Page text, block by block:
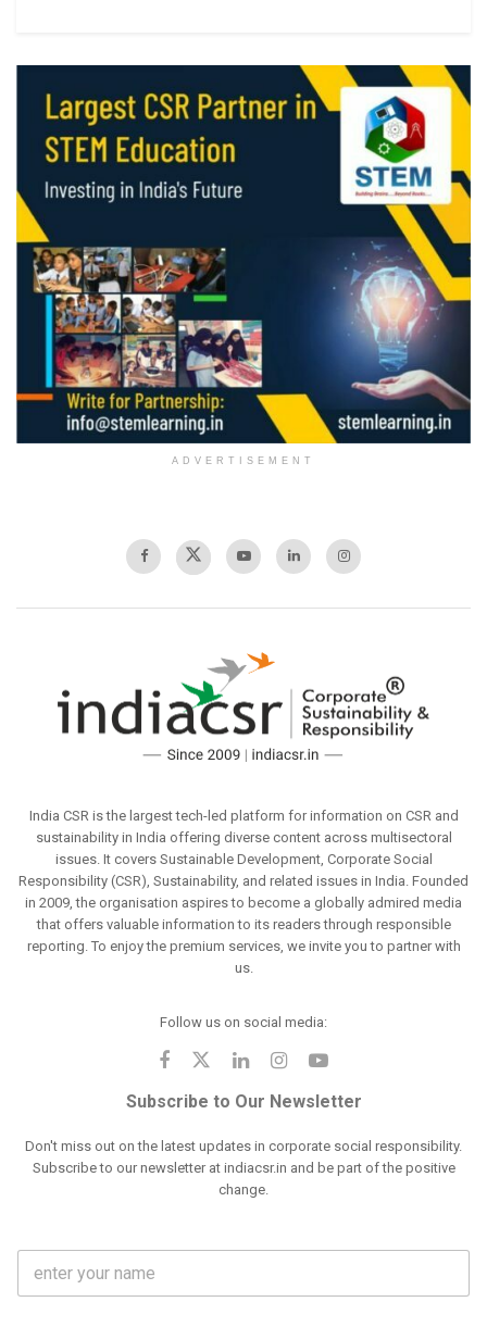
ADVERTISEMENT
India CSR is the largest tech-led platform for information on CSR and
sustainability in India offering diverse content across multisectoral
issues. It covers Sustainable Development, Corporate Social
Responsibility (CSR), Sustainability, and related issues in India. Founded
in 2009, the organisation aspires to become a globally admired media
that offers valuable information to its readers through responsible
reporting. To enjoy the premium services, we invite you to partner with
us.
Follow us on social media:
Subscribe to Our Newsletter
Don't miss out on the latest updates in corporate social responsibility.
Subscribe to our newsletter at indiacsr.in and be part of the positive
change.
l